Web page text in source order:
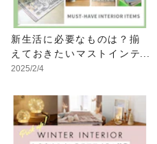
新生活に必要なものは？揃
えておきたいマストインテ
リア
2025/2/4